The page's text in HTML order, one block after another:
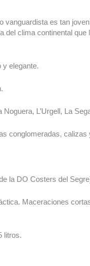
vanguardista es tan
clima continental
y elegante.
L’Urgell, La
conglomeradas,
la DO Costers del
Maceraciones
litros.